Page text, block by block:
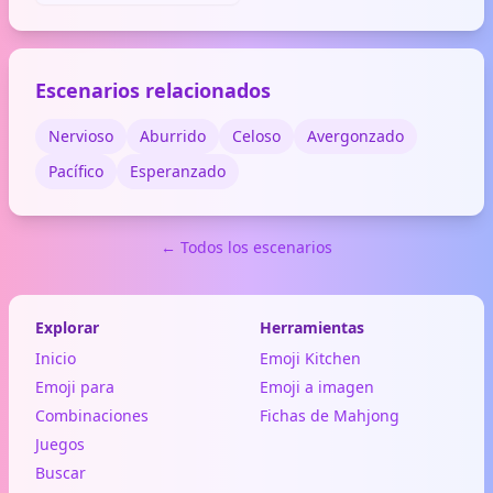
Se usa para hablar de
grabaciones antiguas o
Escenarios relacionados
Nervioso Aburrido Celoso
Avergonzado
Pacífico
Esperanzado
← Todos los escenarios
Explorar
Inicio
Emoji para
Combinaciones
Juegos
Buscar
Herramientas
Emoji Kitchen
Emoji a imagen
Fichas de Mahjong